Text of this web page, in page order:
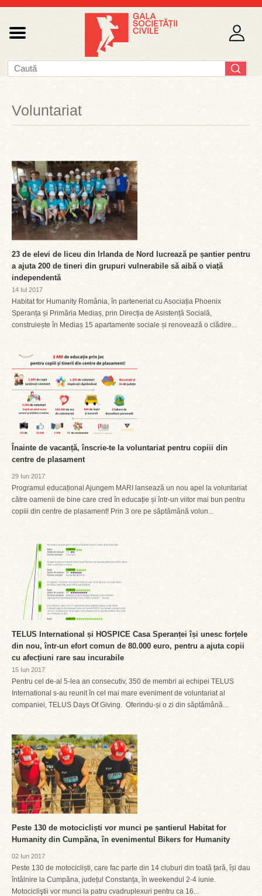
Voluntariat
23 de elevi de liceu din Irlanda de Nord lucrează pe șantier pentru
a ajuta 200 de tineri din grupuri vulnerabile să aibă o viață
independentă
14 Iul 2017
Habitat for Humanity România, în parteneriat cu Asociația Phoenix
Speranța și Primăria Mediaș, prin Direcția de Asistență Socială,
construiește în Mediaș 15 apartamente sociale și renovează o clădire...
Înainte de vacanță, înscrie-te la voluntariat pentru copiii din
centre de plasament
29 Iun 2017
Programul educațional Ajungem MARI lansează un nou apel la voluntariat
către oamenii de bine care cred în educație și într-un viitor mai bun pentru
copiii din centre de plasament! Prin 3 ore pe săptămână volun...
TELUS International și HOSPICE Casa Speranței își unesc forțele
din nou, într-un efort comun de 80.000 euro, pentru a ajuta copii
cu afecțiuni rare sau incurabile
15 Iun 2017
Pentru cel de-al 5-lea an consecutiv, 350 de membri ai echipei TELUS
International s-au reunit în cel mai mare eveniment de voluntariat al
companiei, TELUS Days Of Giving. Oferindu-și o zi din săptămână...
Peste 130 de motocicliști vor munci pe șantierul Habitat for
Humanity din Cumpăna, în evenimentul Bikers for Humanity
02 Iun 2017
Peste 130 de motocicliști, care fac parte din 14 cluburi din toată țară, își dau
întâlnire la Cumpăna, județul Constanța, în weekendul 2-4 iunie.
Motocicliştii vor munci la patru cvadruplexuri pentru ca 16...